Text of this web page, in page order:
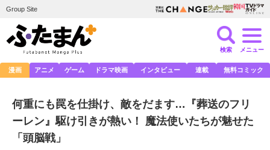
Group Site
検索 メニュー
漫画 アニメ ゲーム ドラマ映画 インタビュー 連載 無料コミック
何重にも罠を仕掛け、敵をだます…『葬送のフリ
ーレン』駆け引きが熱い！ 魔法使いたちが魅せた
「頭脳戦」